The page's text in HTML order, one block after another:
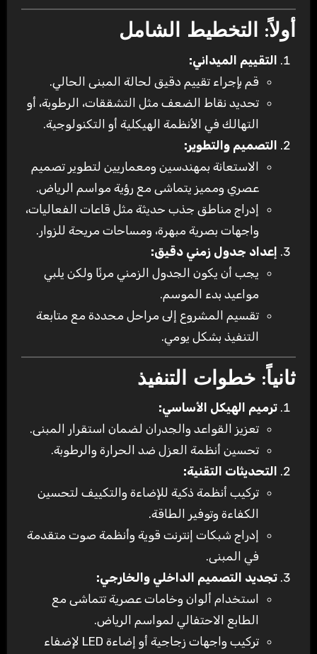
أولاً: التخطيط الشامل
التقييم الميداني:
قم بإجراء تقييم دقيق لحالة المبنى الحالي.
تحديد نقاط الضعف مثل التشققات، الرطوبة، أو
التهالك في الأنظمة الهيكلية أو التكنولوجية.
التصميم والتطوير:
الاستعانة بمهندسين ومعماريين لتطوير تصميم
عصري ومميز يتماشى مع رؤية مواسم الرياض.
إدراج مناطق جذب حديثة مثل قاعات الفعاليات،
واجهات بصرية مبهرة، ومساحات مريحة للزوار.
إعداد جدول زمني دقيق:
يجب أن يكون الجدول الزمني مرنًا ولكن يلبي
مواعيد بدء الموسم.
تقسيم المشروع إلى مراحل محددة مع متابعة
التنفيذ بشكل يومي.
ثانياً: خطوات التنفيذ
ترميم الهيكل الأساسي:
تعزيز القواعد والجدران لضمان استقرار المبنى.
تحسين أنظمة العزل ضد الحرارة والرطوبة.
التحديثات التقنية:
تركيب أنظمة ذكية للإضاءة والتكييف لتحسين
الكفاءة وتوفير الطاقة.
إدراج شبكات إنترنت قوية وأنظمة صوت متقدمة
في المبنى.
تجديد التصميم الداخلي والخارجي:
استخدام ألوان وخامات عصرية تتماشى مع
الطابع الاحتفالي لمواسم الرياض.
تركيب واجهات زجاجية أو إضاءة LED لإضفاء